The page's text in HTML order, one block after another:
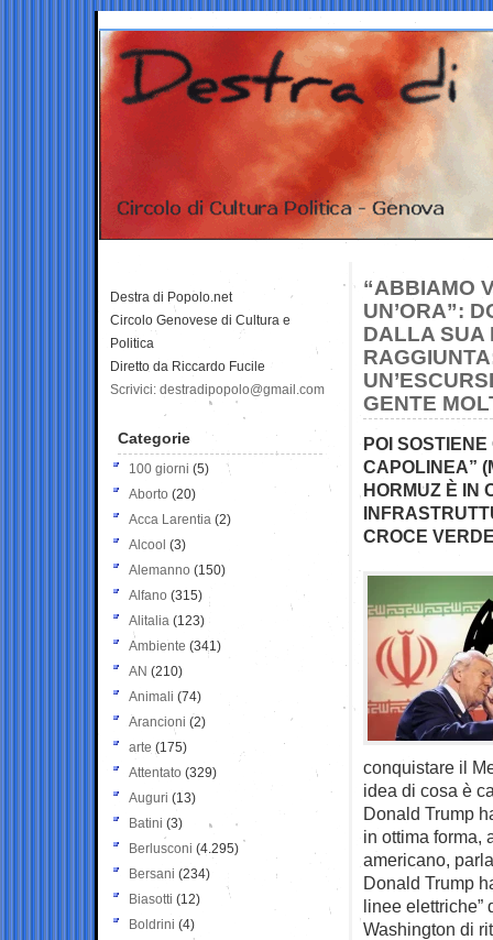
“ABBIAMO
UN’ORA”:
DALLA SUA
GENTE
POI SOSTIENE
CAPOLINEA”
HORMUZ È IN
CROCE
conquistare il
idea di cosa è
Donald Trump
in ottima forma,
americano,
Donald Trump
linee elettriche”
Washington di
Destra di Popolo.net
Circolo Genovese di Cultura e
Politica
Diretto da Riccardo Fucile
Scrivici: destradipopolo@gmail.com
Categorie
100 giorni (5)
Aborto (20)
Acca Larentia (2)
Alcool (3)
Alemanno (150)
Alfano (315)
Alitalia (123)
Ambiente (341)
AN (210)
Animali (74)
Arancioni (2)
arte (175)
Attentato (329)
Auguri (13)
Batini (3)
Berlusconi (4.295)
Bersani (234)
Biasotti (12)
Boldrini (4)